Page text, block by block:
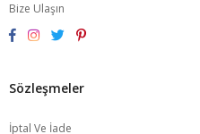
Bize Ulaşın
Sözleşmeler
İptal Ve İade